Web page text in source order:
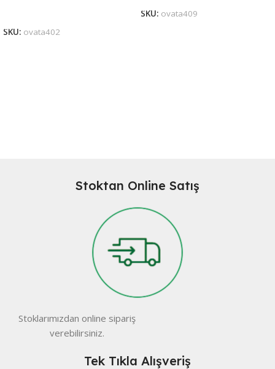
SKU: ovata402
SKU: ovata409
Stoktan Online Satış
Stoklarımızdan online sipariş
verebilirsiniz.
Tek Tıkla Alışveriş